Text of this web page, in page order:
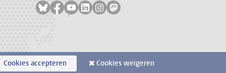
Volg ons op bluesky
Volg ons op facebook
Volg ons op youtube
Volg ons op linkedin
Volg ons op instagram
Volg ons op mastodon
Cookies accepteren Cookies weigeren